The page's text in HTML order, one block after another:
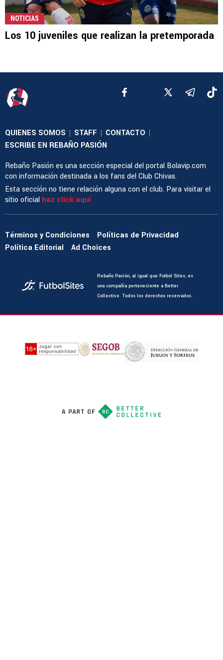
NOTICIAS
Los 10 juveniles que realizan la pretemporada
QUIENES SOMOS | STAFF | CONTACTO |
ESCRIBE EN REBAÑO PASIÓN
Rebaño Pasión es una sección especial del portal Bolavip.com
con información destinada a los fans del Club Chivas.
Esta sección no tiene relación alguna con el club. Para visitar el
sitio oficial haz click aquí
Términos y Condiciones
Políticas de Privacidad
Política Editorial
Ad Choices
Rebaño Pasión, al igual que Futbol Sites, es
una compañía perteneciente a Better
Collective. Todos los derechos reservados.